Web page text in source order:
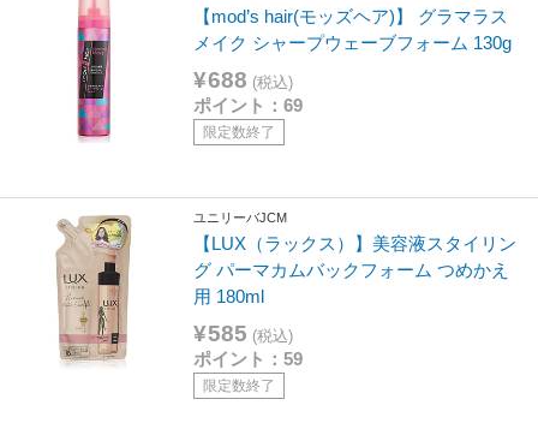
【mod’s hair(モッズヘア)】 グラマラス
メイク シャープウェーブフォーム 130g
¥688 (税込)
ポイント：69
限定数終了
ユニリーバJCM
【LUX（ラックス）】美容液スタイリン
グ パーマカムバックフォーム つめかえ
用 180ml
¥585 (税込)
ポイント：59
限定数終了